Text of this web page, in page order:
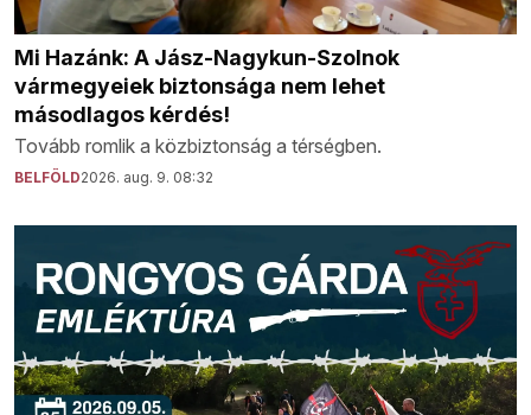
Mi Hazánk: A Jász-Nagykun-Szolnok
vármegyeiek biztonsága nem lehet
másodlagos kérdés!
Tovább romlik a közbiztonság a térségben.
BELFÖLD2026. aug. 9. 08:32